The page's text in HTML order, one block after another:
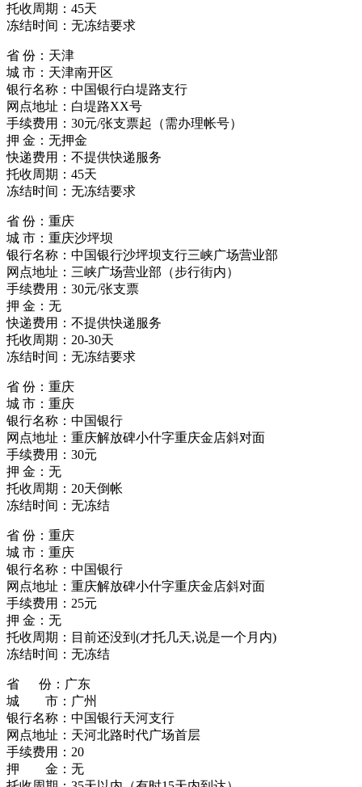
托收周期：45天
冻结时间：无冻结要求
省 份：天津
城 市：天津南开区
银行名称：中国银行白堤路支行
网点地址：白堤路XX号
手续费用：30元/张支票起（需办理帐号）
押 金：无押金
快递费用：不提供快递服务
托收周期：45天
冻结时间：无冻结要求
省 份：重庆
城 市：重庆沙坪坝
银行名称：中国银行沙坪坝支行三峡广场营业部
网点地址：三峡广场营业部（步行街内）
手续费用：30元/张支票
押 金：无
快递费用：不提供快递服务
托收周期：20-30天
冻结时间：无冻结要求
省 份：重庆
城 市：重庆
银行名称：中国银行
网点地址：重庆解放碑小什字重庆金店斜对面
手续费用：30元
押 金：无
托收周期：20天倒帐
冻结时间：无冻结
省 份：重庆
城 市：重庆
银行名称：中国银行
网点地址：重庆解放碑小什字重庆金店斜对面
手续费用：25元
押 金：无
托收周期：目前还没到(才托几天,说是一个月内)
冻结时间：无冻结
省 份：广东
城 市：广州
银行名称：中国银行天河支行
网点地址：天河北路时代广场首层
手续费用：20
押 金：无